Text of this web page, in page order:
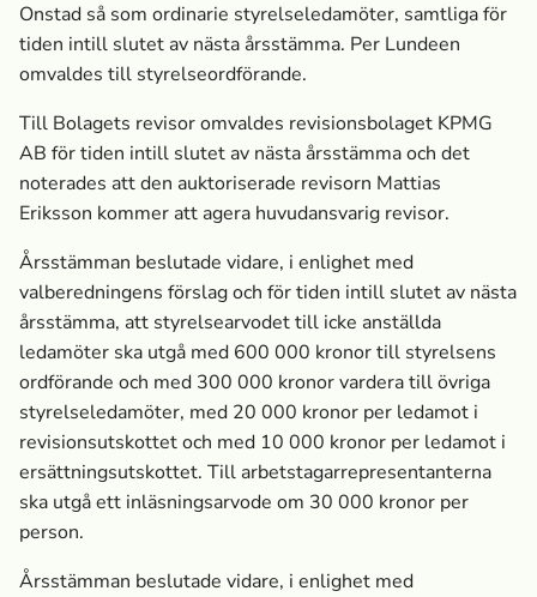
Onstad så som ordinarie styrelseledamöter, samtliga för
tiden intill slutet av nästa årsstämma. Per Lundeen
omvaldes till styrelseordförande.
Till Bolagets revisor omvaldes revisionsbolaget KPMG
AB för tiden intill slutet av nästa årsstämma och det
noterades att den auktoriserade revisorn Mattias
Eriksson kommer att agera huvudansvarig revisor.
Årsstämman beslutade vidare, i enlighet med
valberedningens förslag och för tiden intill slutet av nästa
årsstämma, att styrelsearvodet till icke anställda
ledamöter ska utgå med 600 000 kronor till styrelsens
ordförande och med 300 000 kronor vardera till övriga
styrelseledamöter, med 20 000 kronor per ledamot i
revisionsutskottet och med 10 000 kronor per ledamot i
ersättningsutskottet. Till arbetstagarrepresentanterna
ska utgå ett inläsningsarvode om 30 000 kronor per
person.
Årsstämman beslutade vidare, i enlighet med